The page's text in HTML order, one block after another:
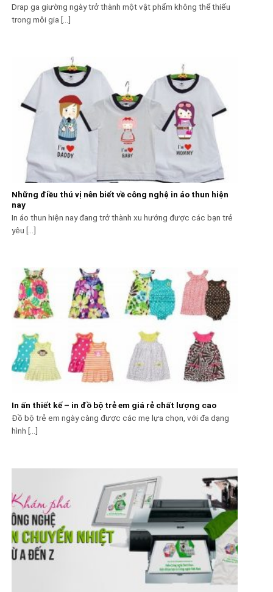
Drap ga giường ngày trở thành một vật phẩm không thể thiếu
trong mỗi gia [...]
Những điều thú vị nên biết về công nghệ in áo thun hiện
nay
In áo thun hiện nay đang trở thành xu hướng được các bạn trẻ
yêu [...]
In ấn thiết kế – in đồ bộ trẻ em giá rẻ chất lượng cao
Đồ bộ trẻ em ngày càng được các mẹ lựa chọn, với đa dạng
hình [...]